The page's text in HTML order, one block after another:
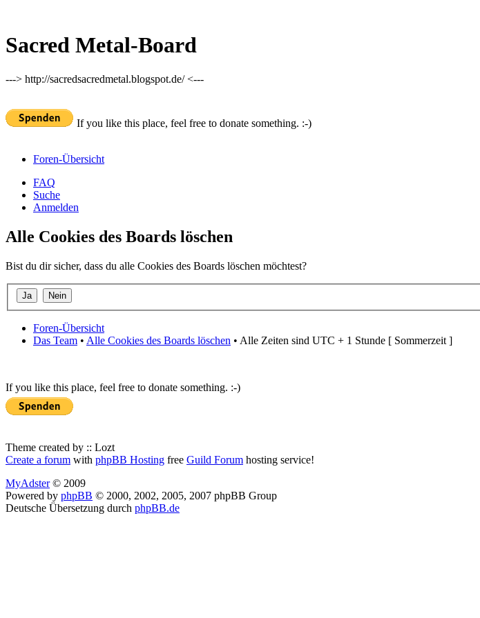
Sacred Metal-Board
---> http://sacredsacredmetal.blogspot.de/ <---
If you like this place, feel free to donate something. :-)
Foren-Übersicht
FAQ
Suche
Anmelden
Alle Cookies des Boards löschen
Bist du dir sicher, dass du alle Cookies des Boards löschen möchtest?
Foren-Übersicht
Das Team • Alle Cookies des Boards löschen • Alle Zeiten sind UTC + 1 Stunde [ Sommerzeit ]
If you like this place, feel free to donate something. :-)
Theme created by :: Lozt
Create a forum with phpBB Hosting free Guild Forum hosting service!
MyAdster© 2009
Powered by phpBB © 2000, 2002, 2005, 2007 phpBB Group
Deutsche Übersetzung durch phpBB.de